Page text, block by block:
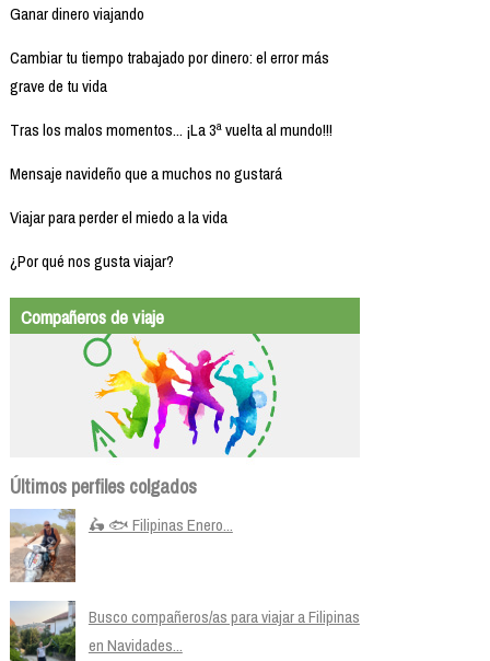
Ganar dinero viajando
Cambiar tu tiempo trabajado por dinero: el error más
grave de tu vida
Tras los malos momentos... ¡La 3ª vuelta al mundo!!!
Mensaje navideño que a muchos no gustará
Viajar para perder el miedo a la vida
¿Por qué nos gusta viajar?
Compañeros de viaje
Últimos perfiles colgados
🛵 🐟 Filipinas Enero...
Busco compañeros/as para viajar a Filipinas
en Navidades...